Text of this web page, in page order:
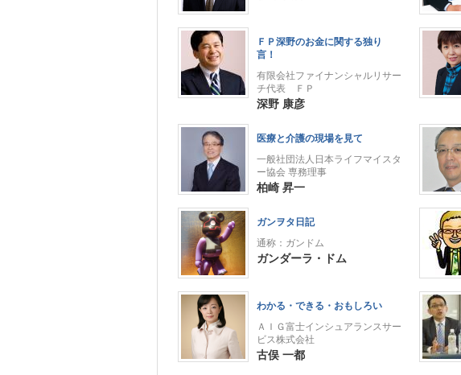
ＦＰ深野のお金に関する独り
言！
有限会社ファイナンシャルリサー
チ代表 ＦＰ
深野 康彦
医療と介護の現場を見て
一般社団法人日本ライフマイスタ
ー協会 専務理事
柏崎 昇一
ガンヲタ日記
通称：ガンドム
ガンダーラ・ドム
わかる・できる・おもしろい
ＡＩＧ富士インシュアランスサー
ビス株式会社
古俣 一都